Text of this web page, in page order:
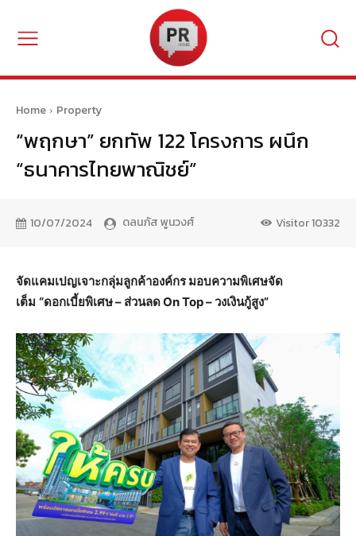
Home Property
“พฤกษา” ยกทัพ 122 โครงการ ผนึก
“ธนาคารไทยพาณิชย์”
10/07/2024 ดลนภัส พูนวงศ์ Visitor10332
จัดแคมเปญเจาะกลุ่มลูกค้าองค์กร มอบความพิเศษจัด
เต็ม “ดอกเบี้ยพิเศษ – ส่วนลด On Top – วงเงินกู้สูง”